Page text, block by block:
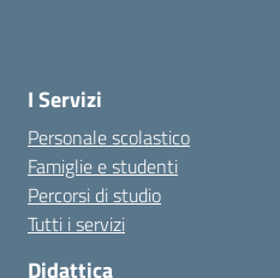
I Servizi
Personale scolastico
Famiglie e studenti
Percorsi di studio
Tutti i servizi
Didattica